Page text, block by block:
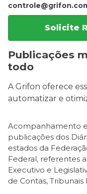
Solicite
Publicações
todo
A Grifon oferece
automatizar e
Acompanhamento
publicações dos
estados da
Federal, referentes
Executivo e
de Contas,